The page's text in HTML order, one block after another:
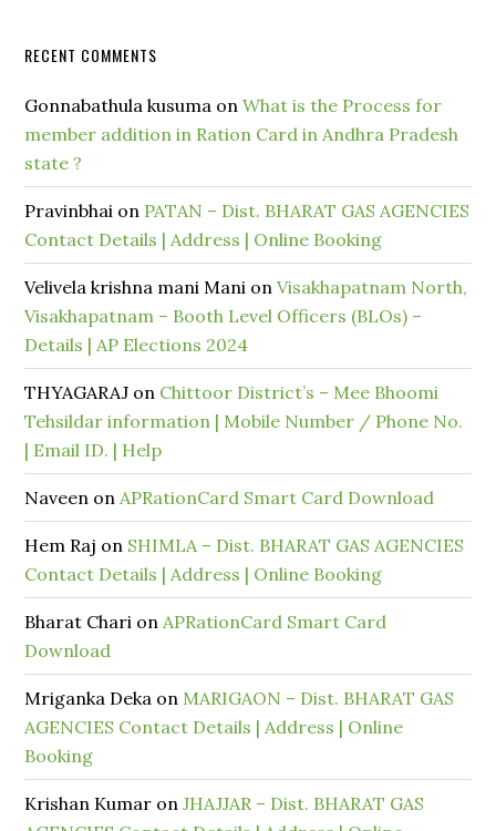
RECENT COMMENTS
Gonnabathula kusuma onWhat is the Process for
member addition in Ration Card in Andhra Pradesh
state ?
Pravinbhai on PATAN – Dist. BHARAT GAS AGENCIES
Contact Details | Address | Online Booking
Velivela krishna mani Mani onVisakhapatnam North,
Visakhapatnam – Booth Level Officers (BLOs) –
Details | AP Elections 2024
THYAGARAJ on Chittoor District’s – Mee Bhoomi
Tehsildar information | Mobile Number / Phone No.
| Email ID. | Help
Naveen onAPRationCard Smart Card Download
Hem Raj on SHIMLA – Dist. BHARAT GAS AGENCIES
Contact Details | Address | Online Booking
Bharat Chari onAPRationCard Smart Card
Download
Mriganka Deka on MARIGAON – Dist. BHARAT GAS
AGENCIES Contact Details | Address | Online
Booking
Krishan Kumar onJHAJJAR – Dist. BHARAT GAS